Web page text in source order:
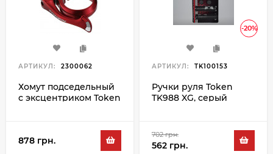
АРТИКУЛ: 2300062
Хомут подседельный
с эксцентриком Token
878 грн.
-20%
АРТИКУЛ: TK100153
Ручки руля Token
TK988 XG, серый
702 грн.
562 грн.